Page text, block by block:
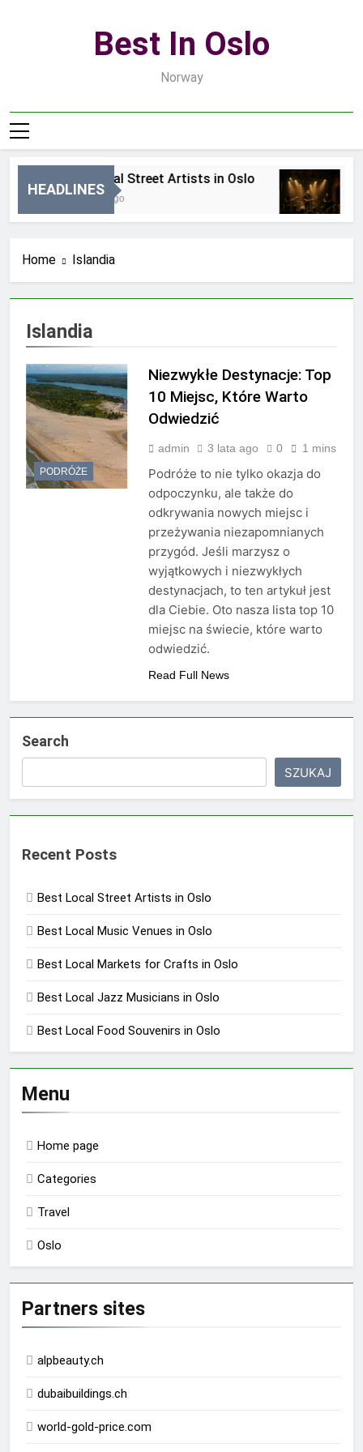
Best In Oslo
Norway
HEADLINES
Best Local Street Artists in Oslo
16 Godzin Ago
Home Islandia
Islandia
PODRÓŻE
Niezwykłe Destynacje: Top
10 Miejsc, Które Warto
Odwiedzić
admin 3 lata ago 0 1 mins
Podróże to nie tylko okazja do
odpoczynku, ale także do
odkrywania nowych miejsc i
przeżywania niezapomnianych
przygód. Jeśli marzysz o
wyjątkowych i niezwykłych
destynacjach, to ten artykuł jest
dla Ciebie. Oto nasza lista top 10
miejsc na świecie, które warto
odwiedzić.
Read Full News
Search
SZUKAJ
Recent Posts
Best Local Street Artists in Oslo
Best Local Music Venues in Oslo
Best Local Markets for Crafts in Oslo
Best Local Jazz Musicians in Oslo
Best Local Food Souvenirs in Oslo
Menu
Home page
Categories
Travel
Oslo
Partners sites
alpbeauty.ch
dubaibuildings.ch
world-gold-price.com